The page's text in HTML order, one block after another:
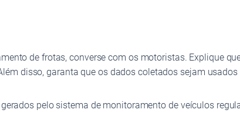
de frotas, converse com os motoristas. Explique
disso, garanta que os dados coletados sejam
pelo sistema de monitoramento de veículos